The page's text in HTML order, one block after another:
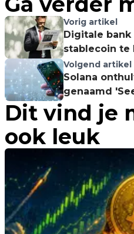
Vorig artikel
Digitale bank
stablecoin te
Volgend artikel
Solana
genaamd
Dit vind je
ook leuk